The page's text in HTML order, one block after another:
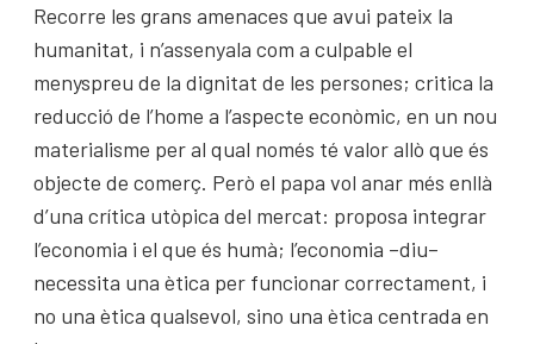
Recorre les grans amenaces que avui pateix la
humanitat, i n’assenyala com a culpable el
menyspreu de la dignitat de les persones; critica la
reducció de l’home a l’aspecte econòmic, en un nou
materialisme per al qual només té valor allò que és
objecte de comerç. Però el papa vol anar més enllà
d’una crítica utòpica del mercat: proposa integrar
l’economia i el que és humà; l’economia –diu–
necessita una ètica per funcionar correctament, i
no una ètica qualsevol, sino una ètica centrada en